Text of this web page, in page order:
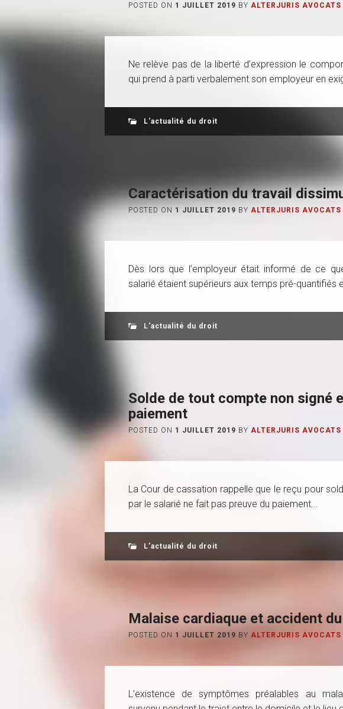
POSTED ON 1 JUILLET 2019 BY ALTERJURIS AVOCATS
Ne relève pas de la liberté d’expression le
qui prend à parti verbalement son employeur en
L'actualité du droit
Caractérisation du travail
POSTED ON 1 JUILLET 2019 BY ALTERJURIS AVOCATS
Dès lors que l’employeur était informé de ce
salarié étaient supérieurs aux temps pré-quantifiés
L'actualité du droit
Solde de tout compte non signé
paiement
POSTED ON 1 JUILLET 2019 BY ALTERJURIS AVOCATS
La Cour de cassation rappelle que le reçu pour
par le salarié ne fait pas preuve du paiement...
L'actualité du droit
Malaise cardiaque et accident
POSTED ON 1 JUILLET 2019 BY ALTERJURIS AVOCATS
L’existence de symptômes préalables au